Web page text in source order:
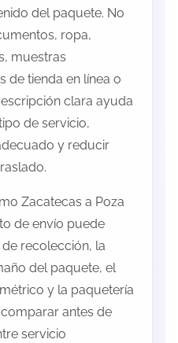
del paquete. No
ropa,
muestras
de tienda en línea o
clara ayuda
de servicio,
y reducir
Zacatecas a Poza
de envío puede
recolección, la
del paquete, el
y la paquetería
antes de
servicio